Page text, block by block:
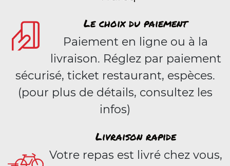
Le choix du paiement
Paiement en ligne ou à la
livraison. Réglez par paiement
sécurisé, ticket restaurant, espèces.
(pour plus de détails, consultez les
infos)
Livraison rapide
Votre repas est livré chez vous,